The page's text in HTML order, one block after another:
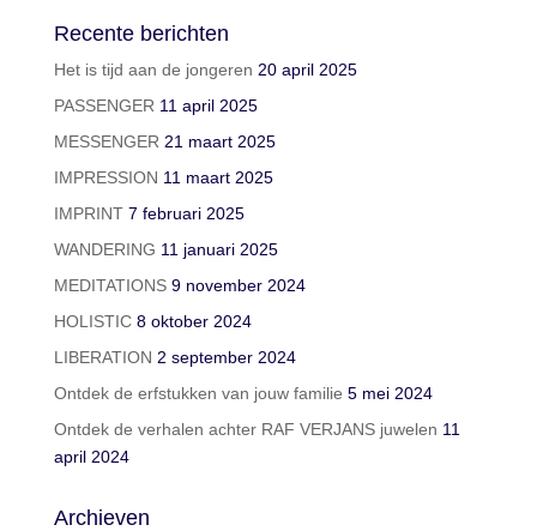
Recente berichten
Het is tijd aan de jongeren 20 april 2025
PASSENGER 11 april 2025
MESSENGER 21 maart 2025
IMPRESSION 11 maart 2025
IMPRINT 7 februari 2025
WANDERING 11 januari 2025
MEDITATIONS 9 november 2024
HOLISTIC 8 oktober 2024
LIBERATION 2 september 2024
Ontdek de erfstukken van jouw familie 5 mei 2024
Ontdek de verhalen achter RAF VERJANS juwelen 11
april 2024
Archieven